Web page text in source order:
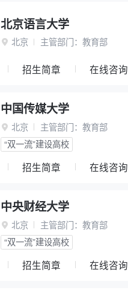
北京语言大学
 北京 主管部门： 教育部
招生简章 在线咨询
中国传媒大学
 北京 主管部门： 教育部
“双一流”建设高校
招生简章 在线咨询
中央财经大学
 北京 主管部门： 教育部
“双一流”建设高校
招生简章 在线咨询